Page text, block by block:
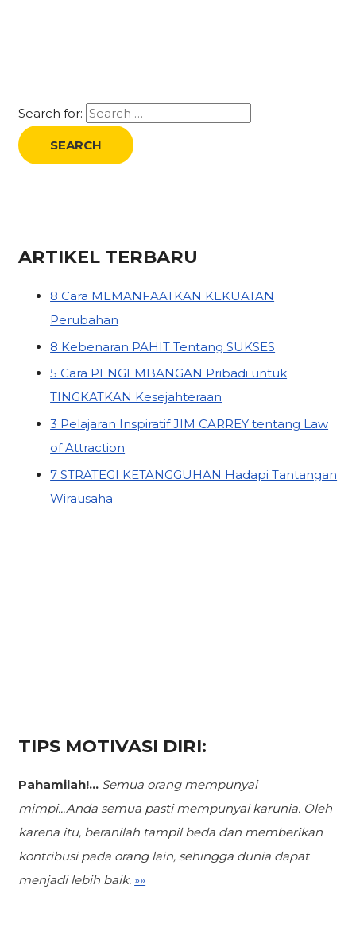
Search for:
ARTIKEL TERBARU
8 Cara MEMANFAATKAN KEKUATAN
Perubahan
8 Kebenaran PAHIT Tentang SUKSES
5 Cara PENGEMBANGAN Pribadi untuk
TINGKATKAN Kesejahteraan
3 Pelajaran Inspiratif JIM CARREY tentang Law
of Attraction
7 STRATEGI KETANGGUHAN Hadapi Tantangan
Wirausaha
TIPS MOTIVASI DIRI:
Pahamilah!... Semua orang mempunyai
mimpi...Anda semua pasti mempunyai karunia. Oleh
karena itu, beranilah tampil beda dan memberikan
kontribusi pada orang lain, sehingga dunia dapat
menjadi lebih baik. »»